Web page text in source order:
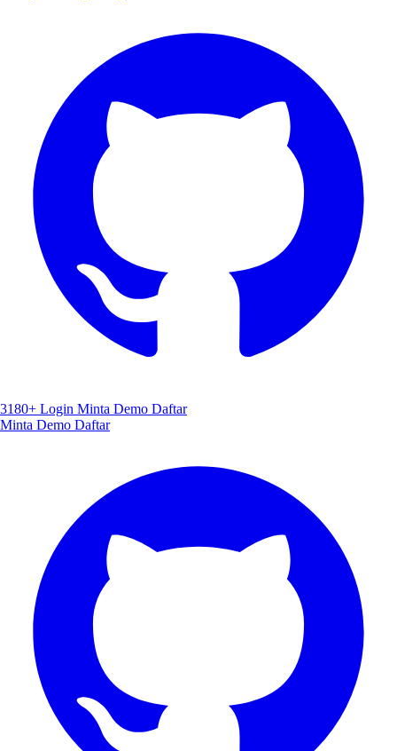
3180+ Login Minta Demo Daftar
Minta Demo Daftar